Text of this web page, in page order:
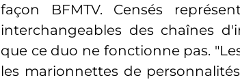
façon BFMTV. Censés
interchangeables des chaînes
que ce duo ne fonctionne pas.
les marionnettes de